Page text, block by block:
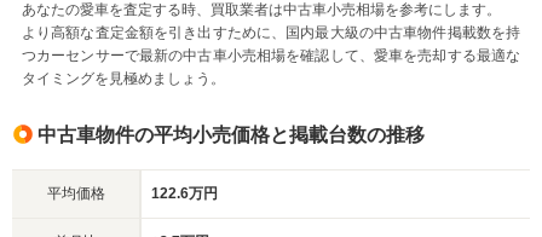
あなたの愛車を査定する時、買取業者は中古車小売相場を参考にします。
より高額な査定金額を引き出すために、国内最大級の中古車物件掲載数を持
つカーセンサーで最新の中古車小売相場を確認して、愛車を売却する最適な
タイミングを見極めましょう。
中古車物件の平均小売価格と掲載台数の推移
平均価格 122.6万円